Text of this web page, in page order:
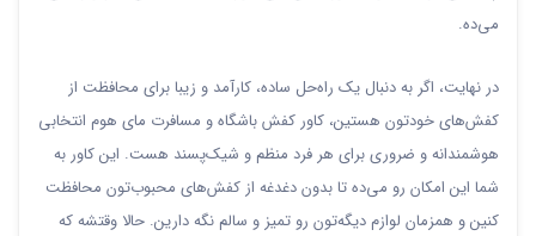
می‌ده.
در نهایت، اگر به دنبال یک راه‌حل ساده، کارآمد و زیبا برای محافظت از
کفش‌های خودتون هستین، کاور کفش باشگاه و مسافرت مای هوم انتخابی
هوشمندانه و ضروری برای هر فرد منظم و شیک‌پسند هست. این کاور به
شما این امکان رو می‌ده تا بدون دغدغه از کفش‌های محبوب‌تون محافظت
کنین و همزمان لوازم دیگه‌تون رو تمیز و سالم نگه دارین. حالا وقتشه که